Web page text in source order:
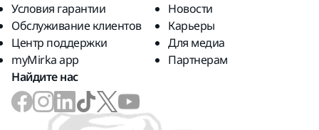
Условия гарантии
Обслуживание клиентов
Центр поддержки
myMirka app
Новости
Карьеры
Для медиа
Партнерам
Найдите нас